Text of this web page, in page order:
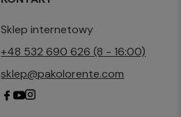
Sklep internetowy
+48 532 690 626 (8 - 16:00)
sklep@pakolorente.com